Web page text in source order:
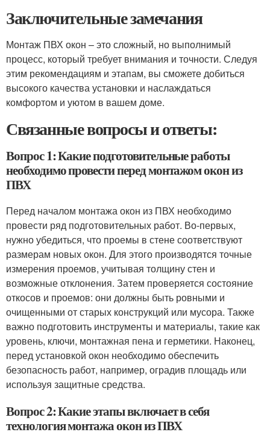
Заключительные замечания
Монтаж ПВХ окон – это сложный, но выполнимый
процесс, который требует внимания и точности. Следуя
этим рекомендациям и этапам, вы сможете добиться
высокого качества установки и наслаждаться
комфортом и уютом в вашем доме.
Связанные вопросы и ответы:
Вопрос 1: Какие подготовительные работы
необходимо провести перед монтажом окон из
ПВХ
Перед началом монтажа окон из ПВХ необходимо
провести ряд подготовительных работ. Во-первых,
нужно убедиться, что проемы в стене соответствуют
размерам новых окон. Для этого производятся точные
измерения проемов, учитывая толщину стен и
возможные отклонения. Затем проверяется состояние
откосов и проемов: они должны быть ровными и
очищенными от старых конструкций или мусора. Также
важно подготовить инструменты и материалы, такие как
уровень, ключи, монтажная пена и герметики. Наконец,
перед установкой окон необходимо обеспечить
безопасность работ, например, оградив площадь или
используя защитные средства.
Вопрос 2: Какие этапы включает в себя
технология монтажа окон из ПВХ